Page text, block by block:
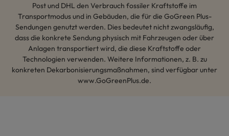
Post und DHL den Verbrauch fossiler Kraftstoffe im
Transportmodus und in Gebäuden, die für die GoGreen Plus-
Sendungen genutzt werden. Dies bedeutet nicht zwangsläufig,
dass die konkrete Sendung physisch mit Fahrzeugen oder über
Anlagen transportiert wird, die diese Kraftstoffe oder
Technologien verwenden. Weitere Informationen, z. B. zu
konkreten Dekarbonisierungsmaßnahmen, sind verfügbar unter
www.GoGreenPlus.de.